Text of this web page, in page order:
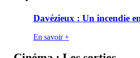
Davézieux : Un incendie
En savoir +